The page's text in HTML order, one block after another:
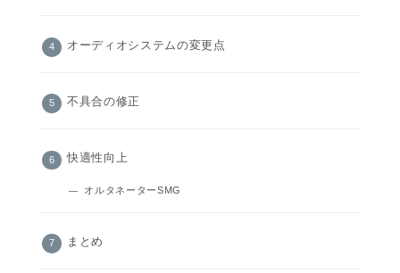
オーディオシステムの変更点
不具合の修正
快適性向上
オルタネーターSMG
まとめ